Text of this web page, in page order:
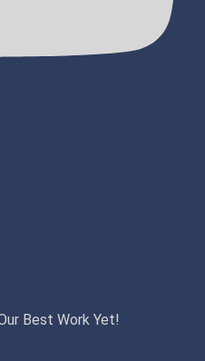
Best Work Yet!